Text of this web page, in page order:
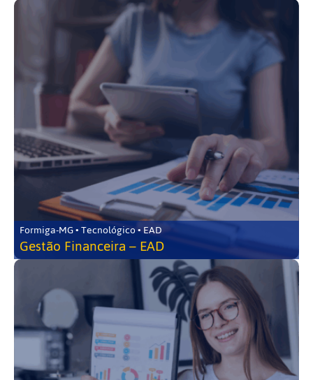
Formiga-MG • Tecnológico • EAD
Gestão Financeira – EAD